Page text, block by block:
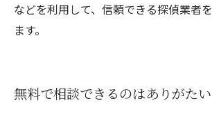
などを利用して、信頼できる探偵業者
ます。
無料で相談できるのはありがたい